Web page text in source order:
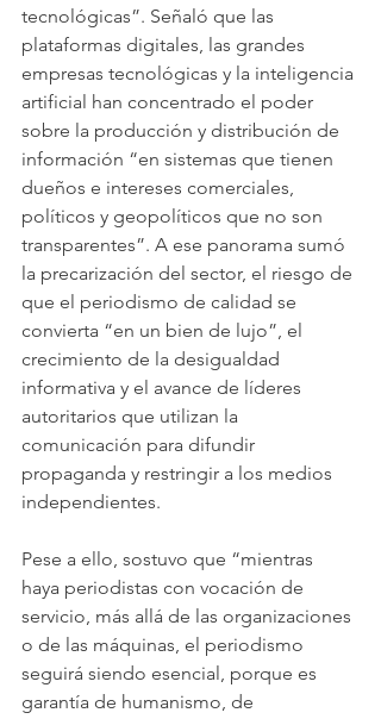
tecnológicas”. Señaló que las
plataformas digitales, las grandes
empresas tecnológicas y la inteligencia
artificial han concentrado el poder
sobre la producción y distribución de
información “en sistemas que tienen
dueños e intereses comerciales,
políticos y geopolíticos que no son
transparentes”. A ese panorama sumó
la precarización del sector, el riesgo de
que el periodismo de calidad se
convierta “en un bien de lujo”, el
crecimiento de la desigualdad
informativa y el avance de líderes
autoritarios que utilizan la
comunicación para difundir
propaganda y restringir a los medios
independientes.
Pese a ello, sostuvo que “mientras
haya periodistas con vocación de
servicio, más allá de las organizaciones
o de las máquinas, el periodismo
seguirá siendo esencial, porque es
garantía de humanismo, de